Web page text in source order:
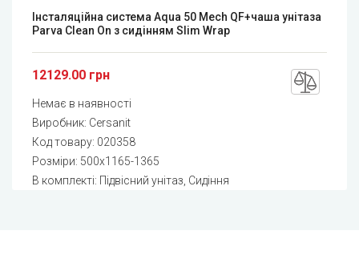
Інсталяційна система Aqua 50 Mech QF+чаша унітаза
Parva Clean On з сидінням Slim Wrap
12129.00 грн
Немає в наявності
Виробник: Cersanit
Код товару: 020358
Розміри: 500x1165-1365
В комплекті: Підвісний унітаз, Сидіння